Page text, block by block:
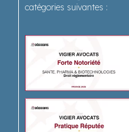
catégories suivantes :